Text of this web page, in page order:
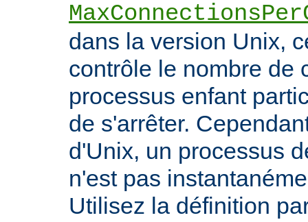
dans la version Unix,
contrôle le nombre de
processus enfant
de s'arrêter.
d'Unix, un processus
n'est pas
Utilisez la définition